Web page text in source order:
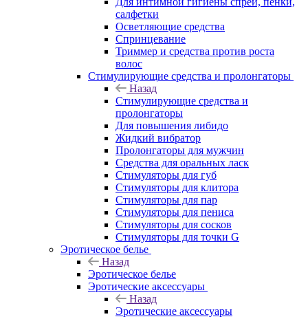
салфетки
Осветляющие средства
Спринцевание
Триммер и средства против роста
волос
Стимулирующие средства и пролонгаторы
Назад
Стимулирующие средства и
пролонгаторы
Для повышения либидо
Жидкий вибратор
Пролонгаторы для мужчин
Средства для оральных ласк
Стимуляторы для губ
Стимуляторы для клитора
Стимуляторы для пар
Стимуляторы для пениса
Стимуляторы для сосков
Стимуляторы для точки G
Эротическое белье
Назад
Эротическое белье
Эротические аксессуары
Назад
Эротические аксессуары